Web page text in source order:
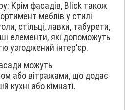
Крім фасадів, Blick також
меблів у стилі
стільці, лавки, табурети,
елементи, які допоможуть
узгоджений інтер'єр.
можуть
або вітражами, що додає
кухні або кімнаті.